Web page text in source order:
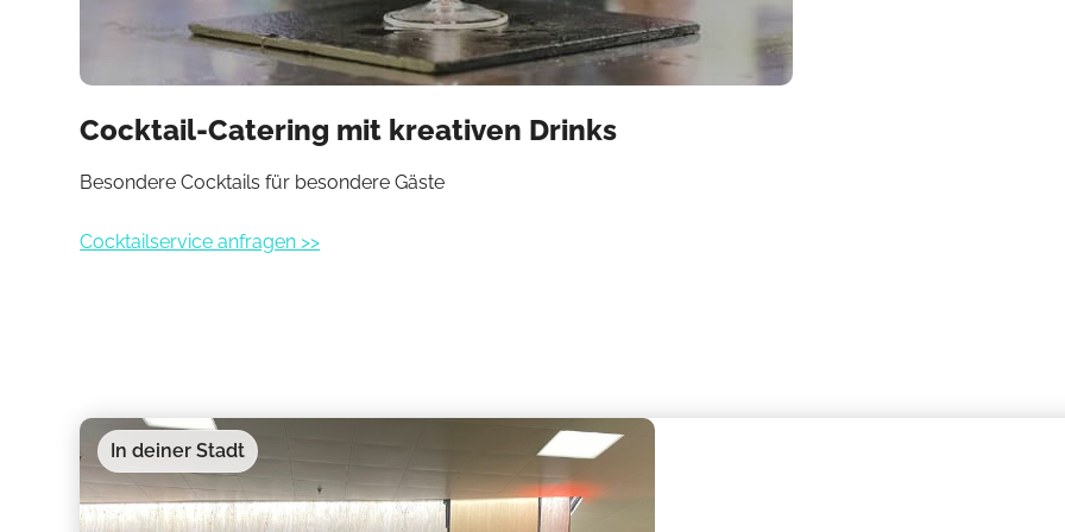
Cocktail-Catering mit kreativen Drinks
Besondere Cocktails für besondere Gäste
Cocktailservice anfragen >>
In deiner Stadt